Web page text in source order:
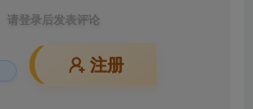
请登录后发表评论
注册